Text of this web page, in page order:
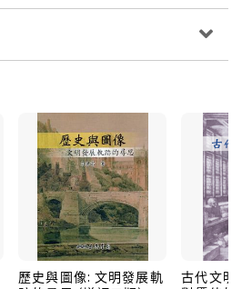
歷史與圖像: 文明發展軌
古代文明